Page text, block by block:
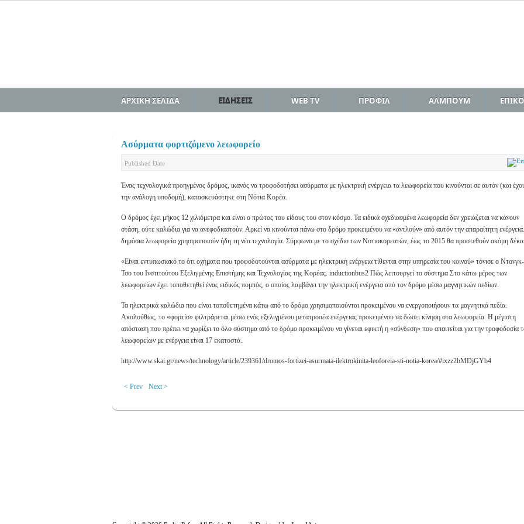
ΑΡΧΙΚΗ ΣΕΛΙΔΑ ΕΙΔΗΣΕΙΣ WEB TV ΠΡΟΦΙΛ ΑΛΜΠΟΥΜ
Ασύρματα φορτιζόμενο λεωφορείο
Published Date
Ένας τεχνολογικά προηγμένος δρόμος, ικανός να τροφοδοτήσει ασύρματα με ηλεκτρική ενέργεια τα λεωφορεία που κινούνται σε αυτόν (και
την ανάλογη υποδομή), κατασκευάστηκε στη Νότια Κορέα.
Ο δρόμος έχει μήκος 12 χιλιόμετρα και είναι ο πρώτος του είδους του στον κόσμο. Τα ειδικά σχεδιασμένα λεωφορεία δεν χρειάζεται να κάνουν
στάση, ούτε καλώδια για να ανεφοδιαστούν. Αρκεί να κινούνται πάνω στο δρόμο προκειμένου να «αντλούν» από αυτόν την απαραίτητη
δημόσια λεωφορεία χρησιμοποιούν ήδη τη νέα τεχνολογία. Σύμφωνα με το σχέδιο των Νοτιοκορεατών, έως το 2015 θα προστεθούν ακόμη
«Είναι εντυπωσιακό το ότι οχήματα που τροφοδοτούνται ασύρματα με ηλεκτρική ενέργεια τίθενται στην υπηρεσία του κοινού» τόνισε ο
Τσο του Ινστιτούτου Εξελιγμένης Επιστήμης και Τεχνολογίας της Κορέας. inductionbus2 Πώς λειτουργεί το σύστημα Στο κάτω μέρος των
λεωφορείων έχει τοποθετηθεί ένας ειδικός πομπός, ο οποίος λαμβάνει την ηλεκτρική ενέργεια από τον δρόμο μέσω μαγνητικών πεδίων.
Τα ηλεκτρικά καλώδια που είναι τοποθετημένα κάτω από το δρόμο χρησιμοποιούνται προκειμένου να ενεργοποιήσουν τα μαγνητικά πεδία.
Ακολούθως, το «φορτίο» φιλτράρεται μέσω ενός εξελιγμένου μετατροπέα ενέργειας προκειμένου να δώσει κίνηση στα λεωφορεία. Η μέγιστη
απόσταση που πρέπει να χωρίζει το όλο σύστημα από το δρόμο προκειμένου να γίνεται εφικτή η «σύνδεση» που απαιτείται για την τροφοδοσία
λεωφορείων με ενέργεια είναι 17 εκατοστά.
http://www.skai.gr/news/technology/article/239361/dromos-fortizei-asurmata-ilektrokinita-leoforeia-sti-notia-korea/#ixzz2bMDjGYb4
< Prev Next >